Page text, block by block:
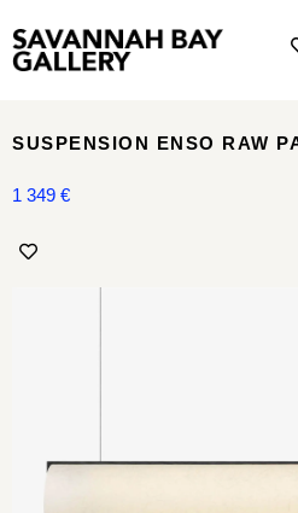
SUSPENSION ENSO RAW
1 349 €